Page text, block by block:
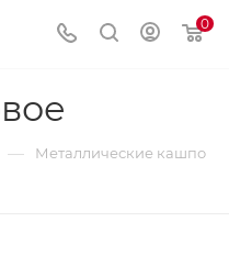
0
— Металлические кашпо